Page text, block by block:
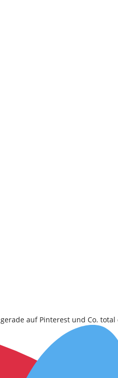
gerade auf Pinterest und Co.